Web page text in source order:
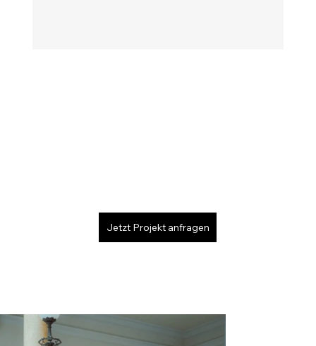
Jetzt Projekt anfragen